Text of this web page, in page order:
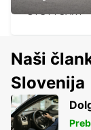
STUTTGART
STUTTGART
Naši
Slovenija